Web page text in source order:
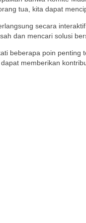
tua, kita dapat
secara
dan mencari solusi
beberapa poin penting
memberikan